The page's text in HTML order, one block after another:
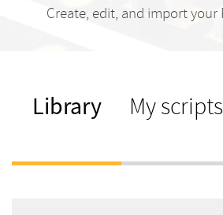
Create, edit, and import your
Library My scripts